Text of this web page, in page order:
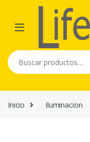
Skip to navigation
Skip to content
Buscar por:
Inicio Iluminacion